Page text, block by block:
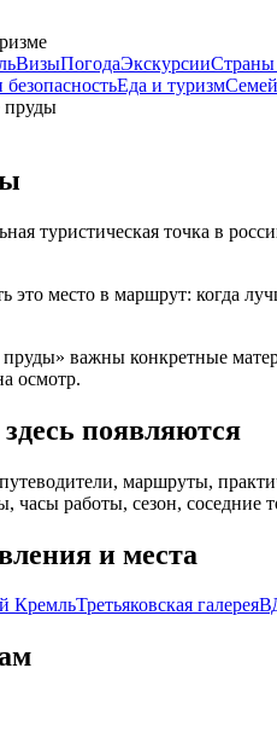
ВизыПогодаЭкскурсииСтраны
Еда и туризм
пруды
туристическая точка в
место в маршрут: когда
важны конкретные
осмотр.
появляются
маршруты,
часы работы, сезон, соседние
и места
КремльТретьяковская галерея